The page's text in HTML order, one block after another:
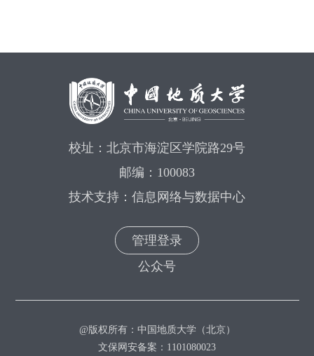
校址：北京市海淀区学院路29号
邮编：100083
技术支持：信息网络与数据中心
管理登录
公众号
@版权所有：中国地质大学（北京）
文保网安备案：1101080023